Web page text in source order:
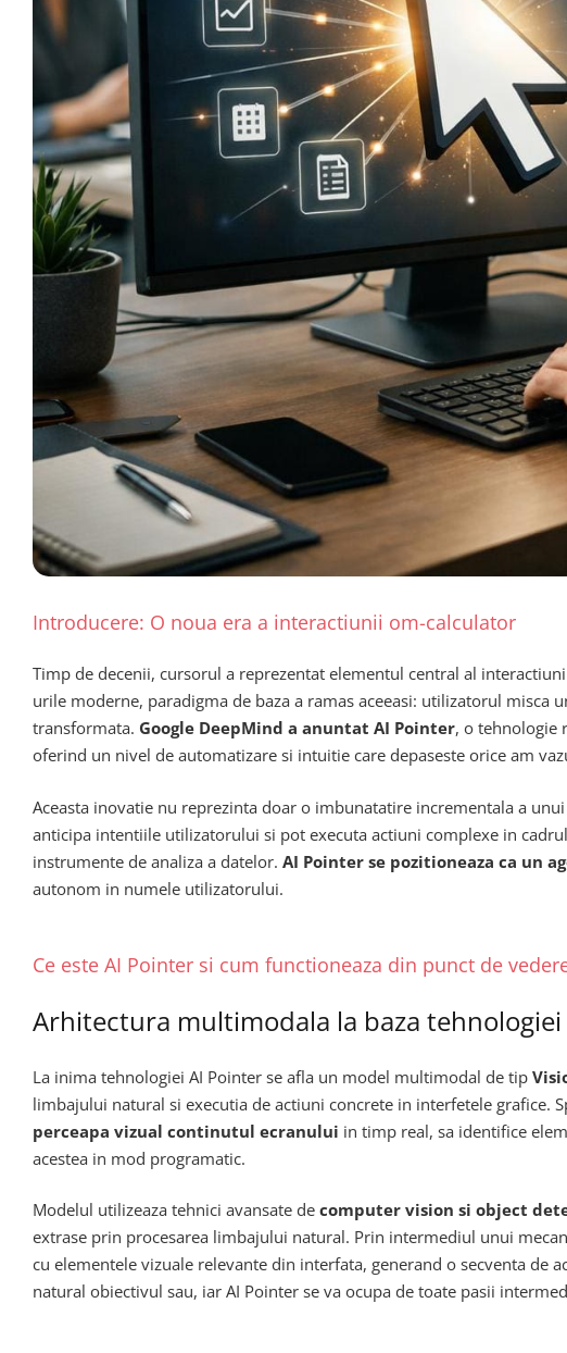
Introducere: O noua era a interactiunii om-calculator
Timp de decenii, cursorul a reprezentat elementul central al
urile moderne, paradigma de baza a ramas aceeasi: utilizatorul misca
transformata. Google DeepMind a anuntat AI Pointer, o tehnologie
oferind un nivel de automatizare si intuitie care depaseste orice am
Aceasta inovatie nu reprezinta doar o imbunatatire incrementala a
anticipa intentiile utilizatorului si pot executa actiuni complexe in
instrumente de analiza a datelor. AI Pointer se pozitioneaza ca un
autonom in numele utilizatorului.
Ce este AI Pointer si cum functioneaza din punct de
Arhitectura multimodala la baza tehnologiei
La inima tehnologiei AI Pointer se afla un model multimodal de tip
limbajului natural si executia de actiuni concrete in interfetele grafice.
perceapa vizual continutul ecranului in timp real, sa identifice
acestea in mod programatic.
Modelul utilizeaza tehnici avansate de computer vision si object
extrase prin procesarea limbajului natural. Prin intermediul unui
cu elementele vizuale relevante din interfata, generand o secventa
natural obiectivul sau, iar AI Pointer se va ocupa de toate pasii